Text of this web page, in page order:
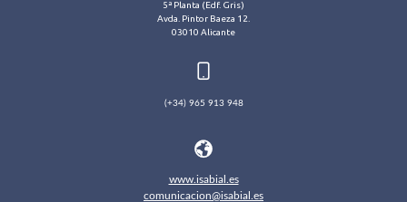
5ª Planta (Edf. Gris)
Avda. Pintor Baeza 12.
03010 Alicante
(+34) 965 913 948
www.isabial.es
comunicacion@isabial.es